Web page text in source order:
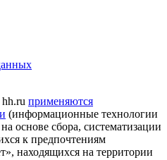
применяются
(информационные технологии
основе сбора, систематизации
к предпочтениям
находящихся на территории